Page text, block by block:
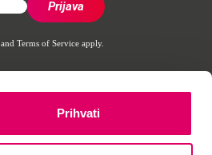
Prihvati
andTerms of Service apply.